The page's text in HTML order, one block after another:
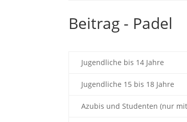
Beitrag - Padel
Jugendliche bis 14 Jahre
Jugendliche 15 bis 18 Jahre
Azubis und Studenten (nur